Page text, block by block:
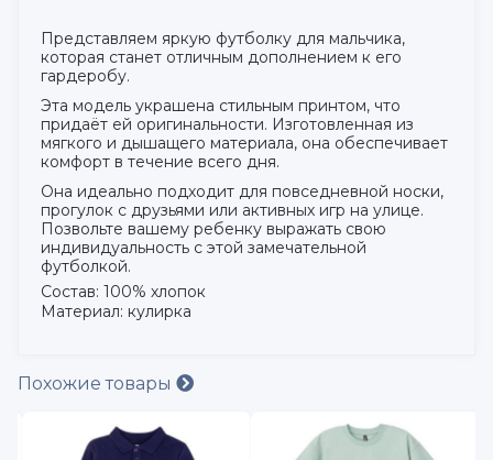
Представляем яркую футболку для мальчика,
которая станет отличным дополнением к его
гардеробу.
Эта модель украшена стильным принтом, что
придаёт ей оригинальности. Изготовленная из
мягкого и дышащего материала, она обеспечивает
комфорт в течение всего дня.
Она идеально подходит для повседневной носки,
прогулок с друзьями или активных игр на улице.
Позвольте вашему ребенку выражать свою
индивидуальность с этой замечательной
футболкой.
Состав: 100% хлопок
Материал: кулирка
Похожие товары